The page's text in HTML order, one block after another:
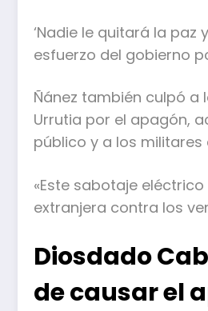
‘Nadie le quitará la paz
esfuerzo del gobierno
Ñánez también culpó a
Urrutia por el apagón,
público y a los
«Este sabotaje
extranjera contra los
Diosdado
de causar el